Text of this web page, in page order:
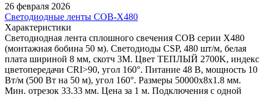
26 февраля 2026
Светодиодные ленты COB-X480
Характеристики
Светодиодная лента сплошного свечения COB серии X480
(монтажная бобина 50 м). Светодиоды CSP, 480 шт/м, белая
плата шириной 8 мм, скотч 3M. Цвет ТЕПЛЫЙ 2700K, индекс
цветопередачи CRI>90, угол 160°. Питание 48 В, мощность 10
Вт/м (500 Вт на 50 м), угол 160°. Размеры 50000х8х1.8 мм.
Мин. отрезок 33.33 мм. Цена за 1 м. Подключения с одной